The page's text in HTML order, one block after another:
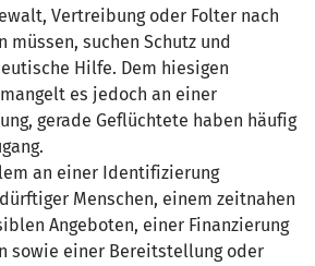
Vertreibung oder Folter nach
müssen, suchen Schutz und
Hilfe. Dem hiesigen
es jedoch an einer
gerade Geflüchtete haben häufig
an einer Identifizierung
Menschen, einem zeitnahen
Angeboten, einer Finanzierung
sowie einer Bereitstellung oder